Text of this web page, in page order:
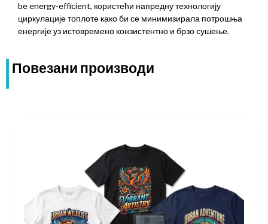
be energy-efficient, користећи напредну технологију
циркулације топлоте како би се минимизирала потрошња
енергије уз истовремено конзистентно и брзо сушење.
Повезани производи